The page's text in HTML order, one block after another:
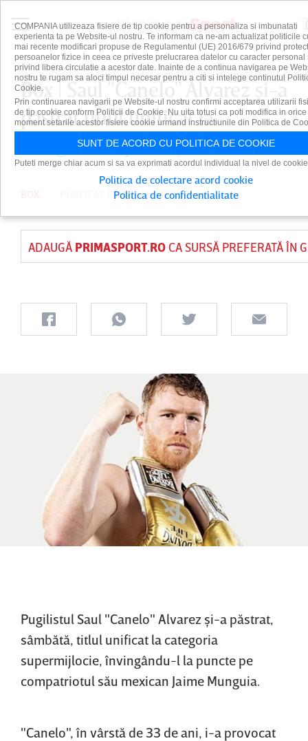
Box | Saul "Canelo" Alvarez şi-a
păstrat titlul unificat la
categoria supermijlocie
PUBLICAT PE 5 MAI 2024
ADAUGĂ PRIMASPORT.ROCA SURSĂ PREFERATĂ ÎN
Pugilistul Saul "Canelo" Alvarez şi-a păstrat,
sâmbătă, titlul unificat la categoria
supermijlocie, învingându-l la puncte pe
compatriotul său mexican Jaime Munguia.
"Canelo", în vârstă de 33 de ani, i-a provocat
COMPANIA utilizeaza fisiere de tip cookie pentru a personaliza si imbunatati
experienta ta pe Website-ul nostru. Te informam ca ne-am actualizat politicile
mai recente modificari propuse de Regulamentul (UE) 2016/679 privind
persoanelor fizice in ceea ce priveste prelucrarea datelor cu caracter personal
privind libera circulatie a acestor date. Inainte de a continua navigarea pe
nostru te rugam sa aloci timpul necesar pentru a citi si intelege continutul
Cookie.
Prin continuarea navigarii pe Website-ul nostru confirmi acceptarea utilizarii
de tip cookie conform Politicii de Cookie. Nu uita totusi ca poti modifica in orice
moment setarile acestor fisiere cookie urmand instructiunile din Politica de
SUNT DE ACORD CU POLITICA DE COOKIE
Puteti merge chiar acum si sa va exprimati acordul individual la nivel de
Politica de colectare acord cookie
Politica de confidentialitate